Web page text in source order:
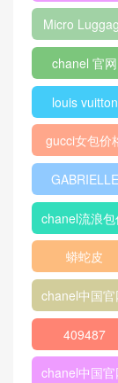
Micro
chanel 官网
louis vuitton
gucci女包价
GABRIELLE
chanel流浪包
格
蟒蛇皮
chanel中国官
409487
chanel中国官